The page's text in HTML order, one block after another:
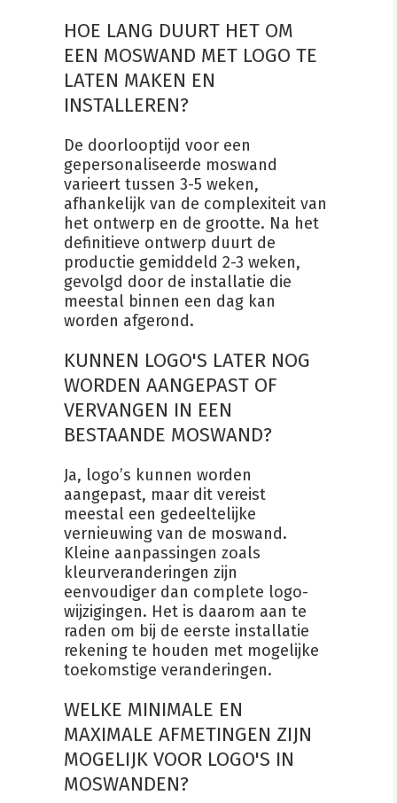
HOE LANG DUURT HET OM
EEN MOSWAND MET LOGO TE
LATEN MAKEN EN
INSTALLEREN?
De doorlooptijd voor een
gepersonaliseerde moswand
varieert tussen 3-5 weken,
afhankelijk van de complexiteit van
het ontwerp en de grootte. Na het
definitieve ontwerp duurt de
productie gemiddeld 2-3 weken,
gevolgd door de installatie die
meestal binnen een dag kan
worden afgerond.
KUNNEN LOGO'S LATER NOG
WORDEN AANGEPAST OF
VERVANGEN IN EEN
BESTAANDE MOSWAND?
Ja, logo’s kunnen worden
aangepast, maar dit vereist
meestal een gedeeltelijke
vernieuwing van de moswand.
Kleine aanpassingen zoals
kleurveranderingen zijn
eenvoudiger dan complete logo-
wijzigingen. Het is daarom aan te
raden om bij de eerste installatie
rekening te houden met mogelijke
toekomstige veranderingen.
WELKE MINIMALE EN
MAXIMALE AFMETINGEN ZIJN
MOGELIJK VOOR LOGO'S IN
MOSWANDEN?